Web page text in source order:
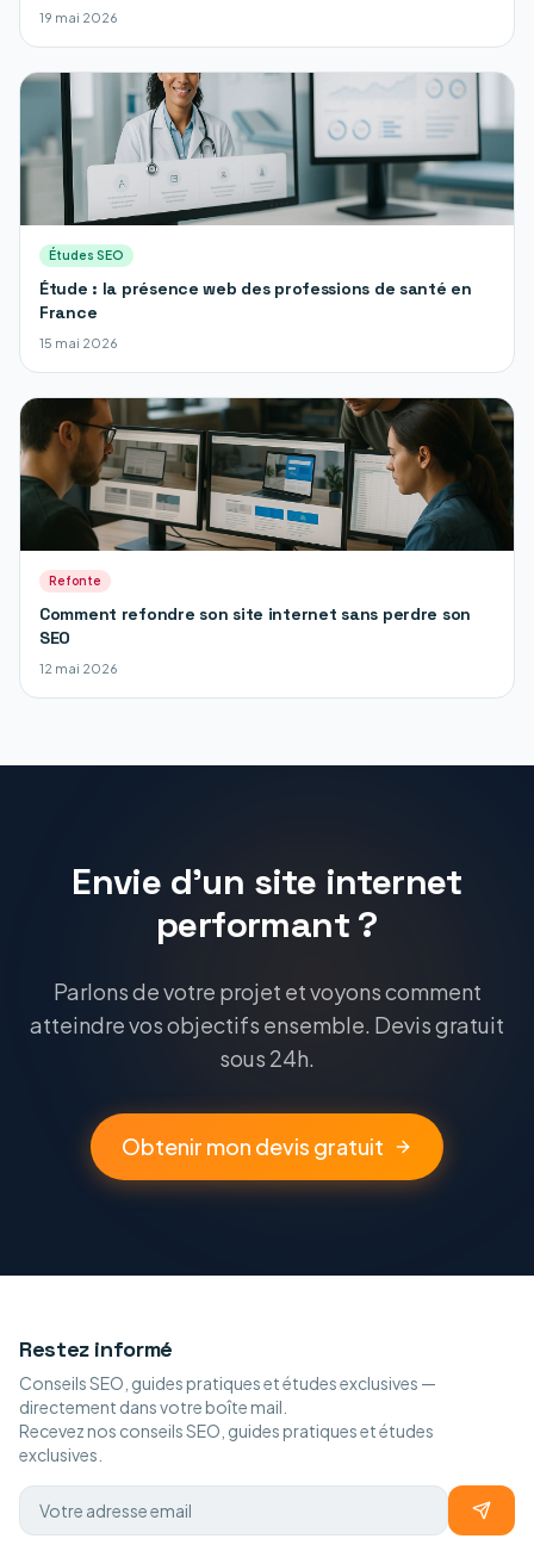
19 mai 2026
Études SEO
Étude : la présence web des professions de santé en
France
15 mai 2026
Refonte
Comment refondre son site internet sans perdre son
SEO
12 mai 2026
Envie d'un site internet
performant ?
Parlons de votre projet et voyons comment
atteindre vos objectifs ensemble. Devis gratuit
sous 24h.
Obtenir mon devis gratuit
Restez informé
Conseils SEO, guides pratiques et études exclusives —
directement dans votre boîte mail.
Recevez nos conseils SEO, guides pratiques et études
exclusives.